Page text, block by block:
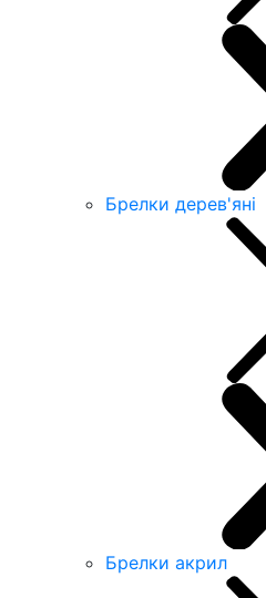
Брелки дерев'яні
Брелки акрил